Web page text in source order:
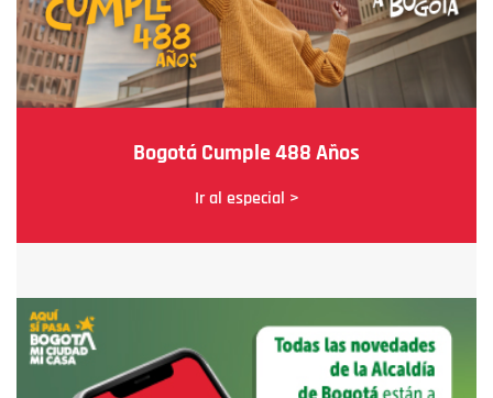
Bogotá Cumple 488 Años
Ir al especial >